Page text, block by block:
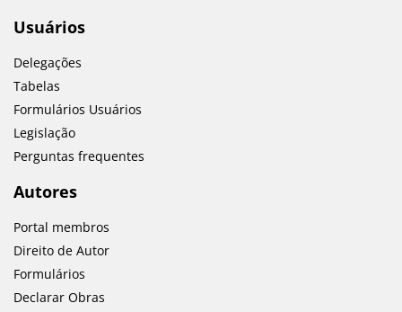
Usuários
Delegações
Tabelas
Formulários Usuários
Legislação
Perguntas frequentes
Autores
Portal membros
Direito de Autor
Formulários
Declarar Obras